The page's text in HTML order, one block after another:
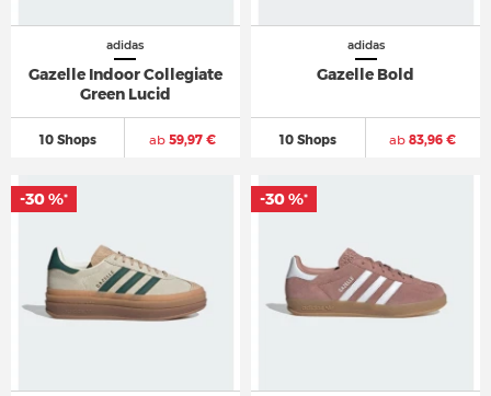
adidas
Gazelle Indoor Collegiate
Green Lucid
10 Shops ab59,97 €
adidas
Gazelle Bold
10 Shops ab 83,96 €
-30 %* -30 %*